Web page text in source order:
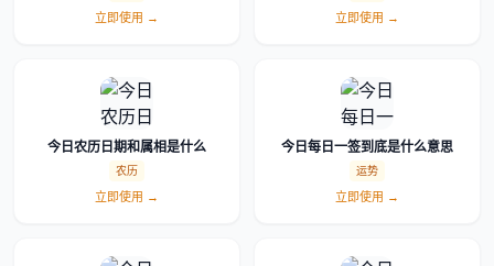
立即使用 → 立即使用 →
今日农历日期和属相是什么
农历
立即使用 →
今日每日一签到底是什么意思
运势
立即使用 →